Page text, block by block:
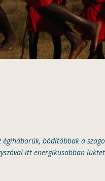
bódítóbbak a
itt energikusabban